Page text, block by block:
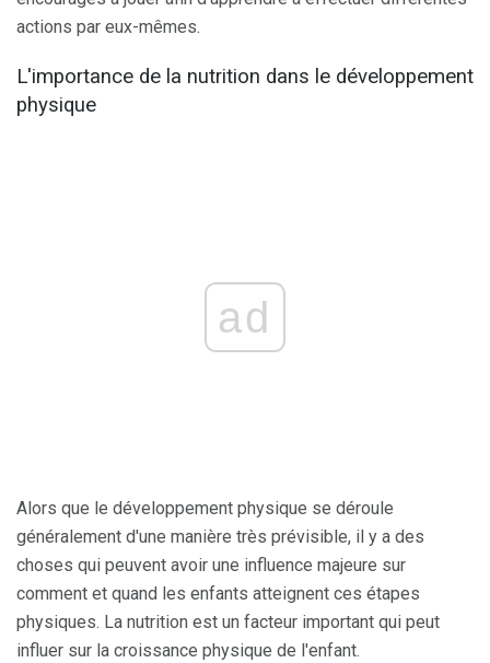
actions par eux-mêmes.
L'importance de la nutrition dans le développement
physique
ad
Alors que le développement physique se déroule
généralement d'une manière très prévisible, il y a des
choses qui peuvent avoir une influence majeure sur
comment et quand les enfants atteignent ces étapes
physiques. La nutrition est un facteur important qui peut
influer sur la croissance physique de l'enfant.